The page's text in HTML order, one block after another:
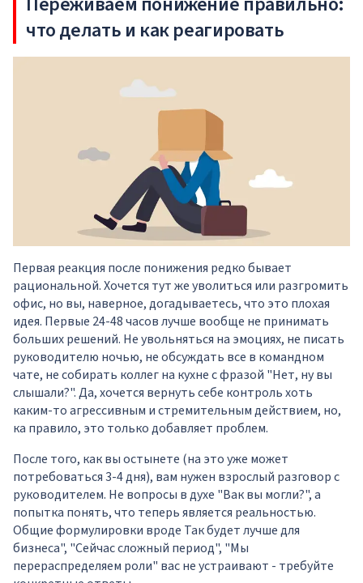
что делать и как реагировать
Первая реакция после понижения редко бывает
рациональной. Хочется тут же уволиться или разгромить
офис, но вы, наверное, догадываетесь, что это плохая
идея. Первые 24-48 часов лучше вообще не принимать
больших решений. Не увольняться на эмоциях, не писать
руководителю ночью, не обсуждать все в командном
чате, не собирать коллег на кухне с фразой "Нет, ну вы
слышали?". Да, хочется вернуть себе контроль хоть
каким-то агрессивным и стремительным действием, но,
ка правило, это только добавляет проблем.
После того, как вы остынете (на это уже может
потребоваться 3-4 дня), вам нужен взрослый разговор с
руководителем. Не вопросы в духе "Вак вы могли?", а
попытка понять, что теперь является реальностью.
Общие формулировки вроде Так будет лучше для
бизнеса", "Сейчас сложный период", "Мы
перераспределяем роли" вас не устраивают - требуйте